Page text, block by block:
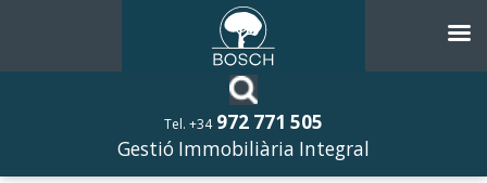
Tel. +34 972 771 505
Gestió Immobiliària Integral